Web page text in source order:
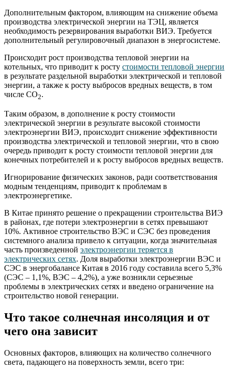
Дополнительным фактором, влияющим на снижение объема
производства электрической энергии на ТЭЦ, является
необходимость резервирования выработки ВИЭ. Требуется
дополнительный регулировочный диапазон в энергосистеме.
Происходит рост производства тепловой энергии на
котельных, что приводит к росту стоимости тепловой энергии
в результате раздельной выработки электрической и тепловой
энергии, а также к росту выбросов вредных веществ, в том
числе СО2.
Таким образом, в дополнение к росту стоимости
электрической энергии в результате высокой стоимости
электроэнергии ВИЭ, происходит снижение эффективности
производства электрической и тепловой энергии, что в свою
очередь приводит к росту стоимости тепловой энергии для
конечных потребителей и к росту выбросов вредных веществ.
Игнорирование физических законов, ради соответствования
модным тенденциям, приводит к проблемам в
электроэнергетике.
В Китае принято решение о прекращении строительства ВИЭ
в районах, где потери электроэнергии в сетях превышают
10%. Активное строительство ВЭС и СЭС без проведения
системного анализа привело к ситуации, когда значительная
часть произведенной электроэнергии теряется в
электрических сетях. Доля выработки электроэнергии ВЭС и
СЭС в энергобалансе Китая в 2016 году составила всего 5,3%
(СЭС – 1,1%, ВЭС – 4,2%), а уже возникли серьезные
проблемы в электрических сетях и введено ограничение на
строительство новой генерации.
Что такое солнечная инсоляция и от
чего она зависит
Основных факторов, влияющих на количество солнечного
света, падающего на поверхность земли, всего три: